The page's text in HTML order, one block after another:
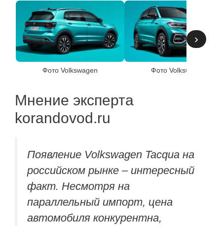
Фото Volkswagen Фото Volkswagen
›
Мнение эксперта
korandovod.ru
Появление Volkswagen Tacqua на
российском рынке – интересный
факт. Несмотря на
параллельный импорт, цена
автомобиля конкурентна,